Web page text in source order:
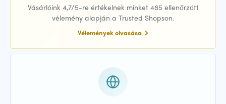
Vásárlóink 4,7/5-re értékelnek minket 485 ellenőrzött
vélemény alapján a Trusted Shopson.
Vélemények olvasása